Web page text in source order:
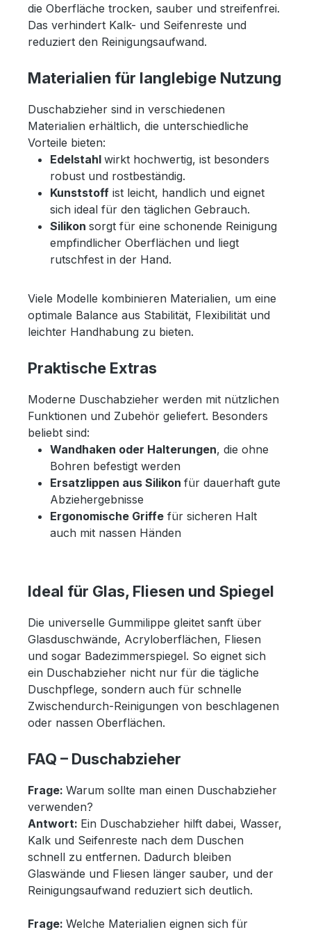
die Oberfläche trocken, sauber und streifenfrei.
Das verhindert Kalk- und Seifenreste und
reduziert den Reinigungsaufwand.
Materialien für langlebige Nutzung
Duschabzieher sind in verschiedenen
Materialien erhältlich, die unterschiedliche
Vorteile bieten:
Edelstahl wirkt hochwertig, ist besonders
robust und rostbeständig.
Kunststoff ist leicht, handlich und eignet
sich ideal für den täglichen Gebrauch.
Silikon sorgt für eine schonende Reinigung
empfindlicher Oberflächen und liegt
rutschfest in der Hand.
Viele Modelle kombinieren Materialien, um eine
optimale Balance aus Stabilität, Flexibilität und
leichter Handhabung zu bieten.
Praktische Extras
Moderne Duschabzieher werden mit nützlichen
Funktionen und Zubehör geliefert. Besonders
beliebt sind:
Wandhaken oder Halterungen, die ohne
Bohren befestigt werden
Ersatzlippen aus Silikon für dauerhaft gute
Abziehergebnisse
Ergonomische Griffe für sicheren Halt
auch mit nassen Händen
Ideal für Glas, Fliesen und Spiegel
Die universelle Gummilippe gleitet sanft über
Glasduschwände, Acryloberflächen, Fliesen
und sogar Badezimmerspiegel. So eignet sich
ein Duschabzieher nicht nur für die tägliche
Duschpflege, sondern auch für schnelle
Zwischendurch-Reinigungen von beschlagenen
oder nassen Oberflächen.
FAQ – Duschabzieher
Frage: Warum sollte man einen Duschabzieher
verwenden?
Antwort: Ein Duschabzieher hilft dabei, Wasser,
Kalk und Seifenreste nach dem Duschen
schnell zu entfernen. Dadurch bleiben
Glaswände und Fliesen länger sauber, und der
Reinigungsaufwand reduziert sich deutlich.
Frage: Welche Materialien eignen sich für